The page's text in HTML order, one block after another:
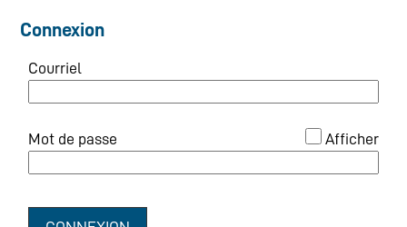
Connexion
Courriel
Mot de passe Afficher